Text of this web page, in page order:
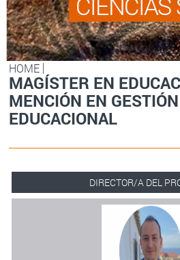
HOME
MAGÍSTER EN
MENCIÓN EN
EDUCACIONAL
DIRECTOR/A DEL